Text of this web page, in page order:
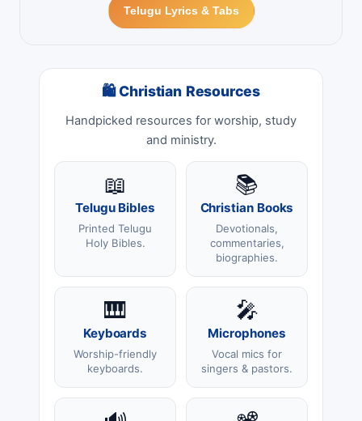
Telugu Lyrics & Tabs
🛍 Christian Resources
Handpicked resources for worship, study
and ministry.
📖
Telugu Bibles
Printed Telugu
Holy Bibles.
📚
Christian Books
Devotionals,
commentaries,
biographies.
🎹
Keyboards
Worship-friendly
keyboards.
🎤
Microphones
Vocal mics for
singers & pastors.